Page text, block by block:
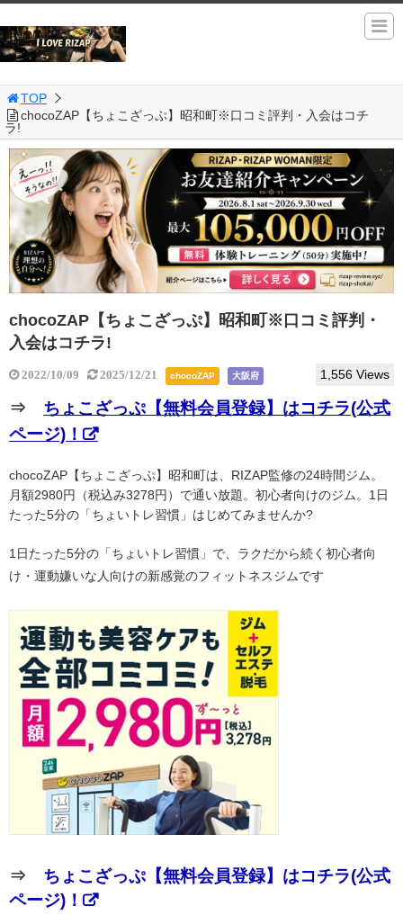
TOP
chocoZAP【ちょこざっぷ】昭和町※口コミ評判・入会はコチ
ラ!
chocoZAP【ちょこざっぷ】昭和町※口コミ評判・
入会はコチラ!
2022/10/09 2025/12/21 chocoZAP 大阪府 1,556 Views
⇒ ちょこざっぷ【無料会員登録】はコチラ(公式
ページ)！
chocoZAP【ちょこざっぷ】昭和町は、RIZAP監修の24時間ジム。
月額2980円（税込み3278円）で通い放題。初心者向けのジム。1日
たった5分の「ちょいトレ習慣」はじめてみませんか?
1日たった5分の「ちょいトレ習慣」で、ラクだから続く初心者向
け・運動嫌いな人向けの新感覚のフィットネスジムです
⇒ ちょこざっぷ【無料会員登録】はコチラ(公式
ページ)！